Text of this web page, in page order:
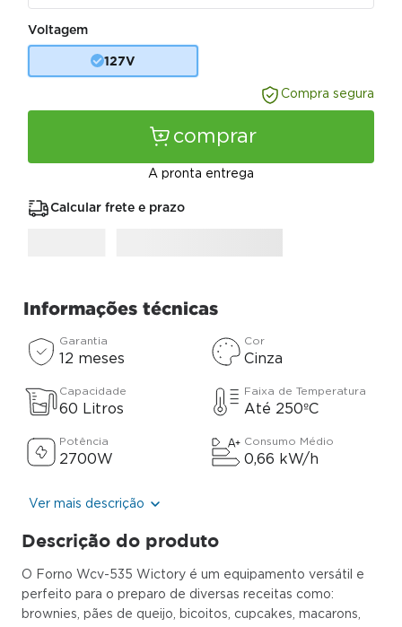
Voltagem
127V
Compra segura
comprar
A pronta entrega
Calcular frete e prazo
Informações técnicas
Garantia
12 meses
Cor
Cinza
Capacidade
60 Litros
Faixa de Temperatura
Até 250ºC
Potência
2700W
Consumo Médio
0,66 kW/h
Ver mais descrição
Descrição do produto
O Forno Wcv-535 Wictory é um equipamento versátil e
perfeito para o preparo de diversas receitas como:
brownies, pães de queijo, bicoitos, cupcakes, macarons,